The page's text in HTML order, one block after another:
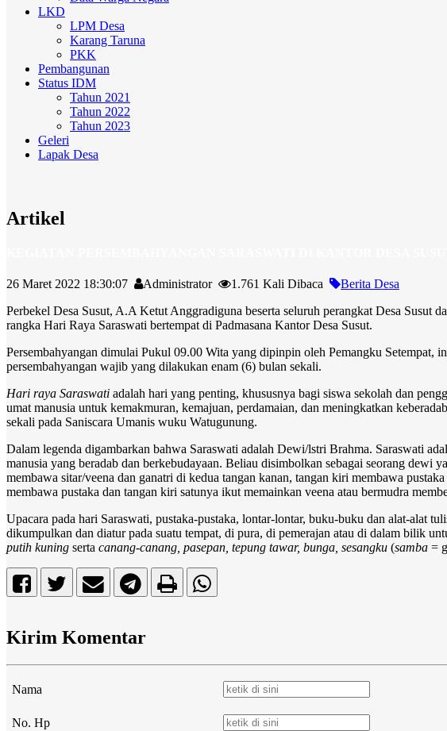
LKD
LPM Desa
Karang Taruna
PKK
Pembangunan
Status IDM
Tahun 2021
Tahun 2022
Tahun 2023
Geleri
Lapak Desa
Artikel
26 Maret 2022 18:30:07 Administrator 1.761 Kali Dibaca
Berita Desa
Perbekel Desa Susut, A.A Ketut Anggradiguna beserta seluruh perangkat Desa Susut
rangka Hari Raya Saraswati bertempat di Padmasana Kantor Desa Susut.
Persembahyangan dimulai Pukul 09.00 Wita yang dipinpin oleh Pemangku Setempat,
persembahyangan wajib yang dilakukan enam (6) bulan sekali.
Hari raya Saraswati adalah hari yang penting, khususnya bagi siswa sekolah dan
umat manusia untuk kemakmuran, kemajuan, perdamaian, dan meningkatkan
sekali pada Saniscara Umanis wuku Watugunung.
Dalam legenda digambarkan bahwa Saraswati adalah Dewi/lstri Brahma. Saraswati
manusia yang beradab dan berkebudayaan. Beliau disimbolkan sebagai seorang dewi
membawa sitar/veena dan ganatri di kedua tangan kanan, tangan kiri membawa
membawa pustaka dan tangan kiri satunya ikut memainkan veena atau bermudra
Upacara pada hari Saraswati, pustaka-pustaka, lontar-lontar, buku-buku dan alat-alat
dikumpulkan dan diatur pada suatu tempat, di pura, di pemerajan atau di dalam bilik
putih kuning serta canang-canang, pasepan, tepung tawar, bunga, sesangku (samba =
Kirim Komentar
Nama
No. Hp